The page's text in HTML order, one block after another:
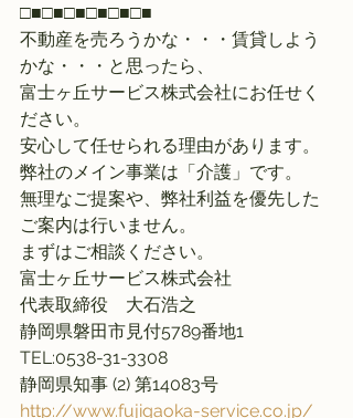
□■□■□■□■□■□■
不動産を売ろうかな・・・賃貸しよう
かな・・・と思ったら、
富士ヶ丘サービス株式会社にお任せく
ださい。
安心して任せられる理由があります。
弊社のメイン事業は「介護」です。
無理なご提案や、弊社利益を優先した
ご案内は行いません。
まずはご相談ください。
富士ヶ丘サービス株式会社
代表取締役　大石浩之
静岡県磐田市見付5789番地1
TEL:0538-31-3308
静岡県知事 (2) 第14083号
http://www.fujigaoka-service.co.jp/